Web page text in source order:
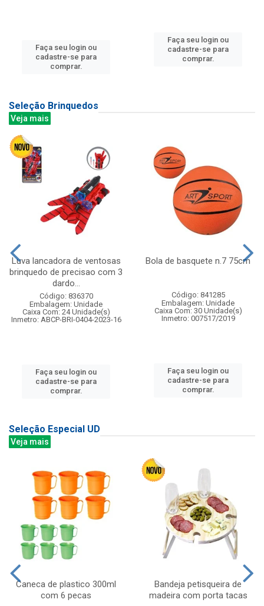
Faça seu login ou
cadastre-se para
comprar.
Faça seu login ou
cadastre-se para
comprar.
Seleção Brinquedos
Veja mais
Luva lancadora de ventosas
brinquedo de precisao com 3
dardo...
Código: 836370
Embalagem: Unidade
Caixa Com: 24 Unidade(s)
Inmetro: ABCP-BRI-0404-2023-16
Faça seu login ou
cadastre-se para
comprar.
Bola de basquete n.7 75cm
Código: 841285
Embalagem: Unidade
Caixa Com: 30 Unidade(s)
Inmetro: 007517/2019
Faça seu login ou
cadastre-se para
comprar.
Seleção Especial UD
Veja mais
Caneca de plastico 300ml
com 6 pecas
Bandeja petisqueira de
madeira com porta tacas